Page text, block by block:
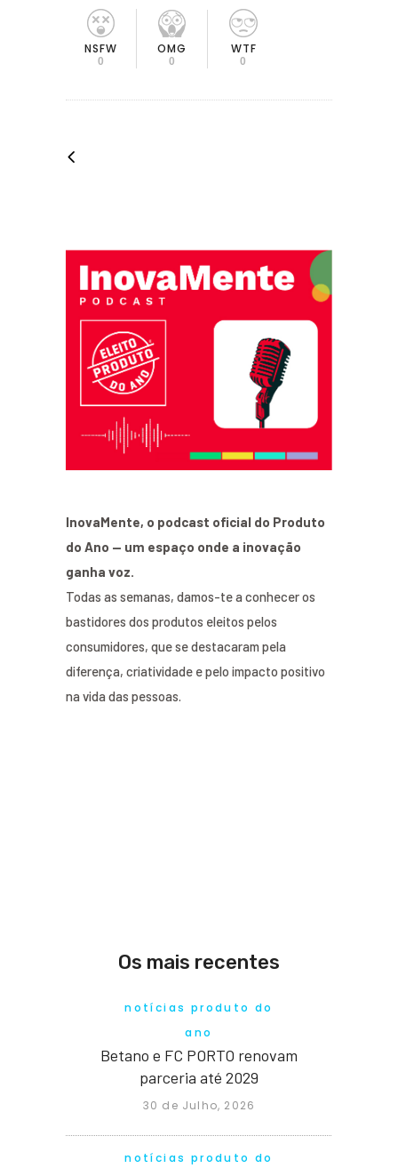
NSFW
0
OMG
0
WTF
0
InovaMente, o podcast oficial do Produto
do Ano — um espaço onde a inovação
ganha voz.
Todas as semanas, damos-te a conhecer os
bastidores dos produtos eleitos pelos
consumidores, que se destacaram pela
diferença, criatividade e pelo impacto positivo
na vida das pessoas.
Os mais recentes
notícias produto do
ano
Betano e FC PORTO renovam
parceria até 2029
30 de Julho, 2026
notícias produto do